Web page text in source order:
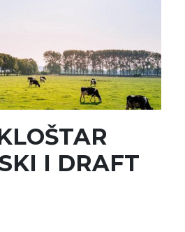
I DRAFT